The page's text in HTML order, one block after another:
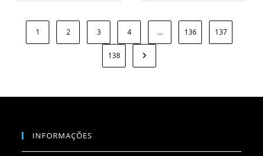
1 2 3 4 … 136 137
138
INFORMAÇÕES